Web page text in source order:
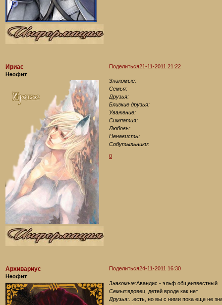
Поделиться21-11-2011 21:22
Ириас
Неофит
Знакомые:
Семья:
Друзья:
Близкие друзья:
Уважение:
Симпатия:
Любовь:
Ненависть:
Собутыльники:
0
Поделиться24-11-2011 16:30
Архивариус
Неофит
Знакомые:Авандис - эльф общеизвестный
Семья:вдовец, детей вроде как нет
Друзья: ...есть, но вы с ними пока еще не